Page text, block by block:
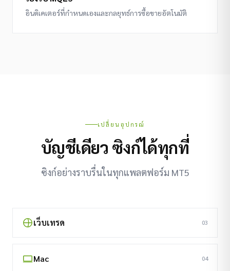
อินดิเคเตอร์ที่กำหนดเองและกลยุทธ์การซื้อขายอัตโนมัติ
เปลี่ยนอุปกรณ์
บัญชีเดียว ซิงก์ได้ทุกที่
ซิงก์อย่างราบรื่นในทุกแพลตฟอร์ม MT5
เว็บเทรด 03
Mac 04